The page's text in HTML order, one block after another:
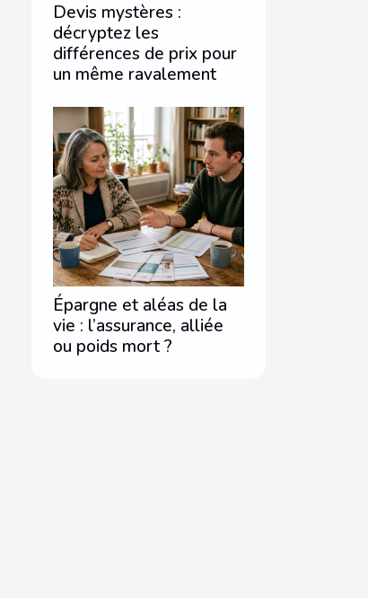
Devis mystères :
décryptez les
différences de prix pour
un même ravalement
Épargne et aléas de la
vie : l’assurance, alliée
ou poids mort ?